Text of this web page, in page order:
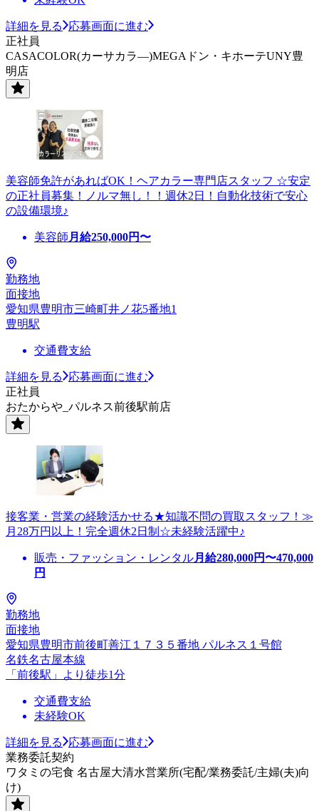
詳細を見る
応募画面に進む
正社員
CASACOLOR(カーサカラ―)MEGAドン・キホーテUNY豊
明店
美容師免許があればOK！ヘアカラー専門店スタッフ ☆安定
の正社員募集！ノルマ無し！！週休2日！自動化技術で安心
の設備環境♪
美容師 月給250,000円〜
勤務地
面接地
愛知県豊明市三崎町井ノ花5番地1
豊明駅
交通費支給
詳細を見る
応募画面に進む
正社員
おたからや_パルネス前後駅前店
接客業・営業の経験活かせる★知識不問の買取スタッフ！≫
月28万円以上！完全週休2日制☆未経験活躍中♪
販売・ファッション・レンタル月給280,000円〜470,000
円
勤務地
面接地
愛知県豊明市前後町善江１７３５番地 パルネス１号館
名鉄名古屋本線
「前後駅」より徒歩1分
交通費支給
未経験OK
詳細を見る
応募画面に進む
業務委託契約
ワタミの宅食 名古屋大清水営業所(宅配/業務委託/主婦(夫)向
け)